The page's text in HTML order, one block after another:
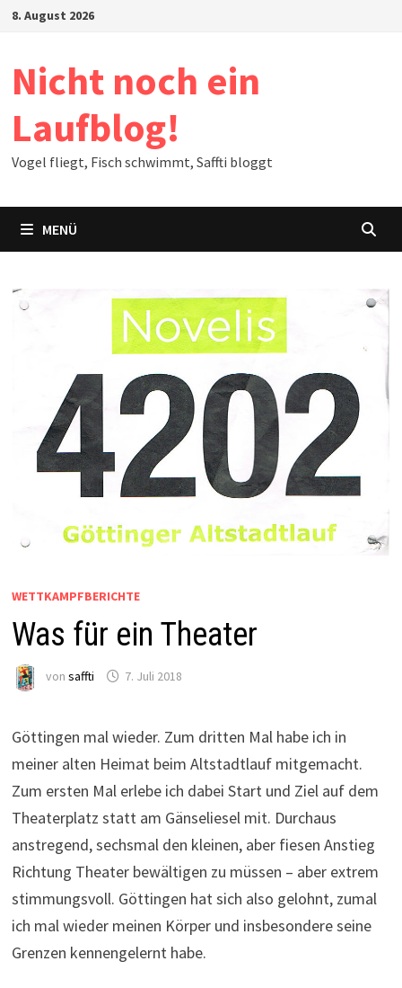
Zum8. August 2026
Nicht noch ein
Laufblog!
Vogel fliegt, Fisch schwimmt, Saffti bloggt
MENÜ
WETTKAMPFBERICHTE
Was für ein Theater
von saffti 7. Juli 2018
Göttingen mal wieder. Zum dritten Mal habe ich in
meiner alten Heimat beim Altstadtlauf mitgemacht.
Zum ersten Mal erlebe ich dabei Start und Ziel auf dem
Theaterplatz statt am Gänseliesel mit. Durchaus
anstregend, sechsmal den kleinen, aber fiesen Anstieg
Richtung Theater bewältigen zu müssen – aber extrem
stimmungsvoll. Göttingen hat sich also gelohnt, zumal
ich mal wieder meinen Körper und insbesondere seine
Grenzen kennengelernt habe.